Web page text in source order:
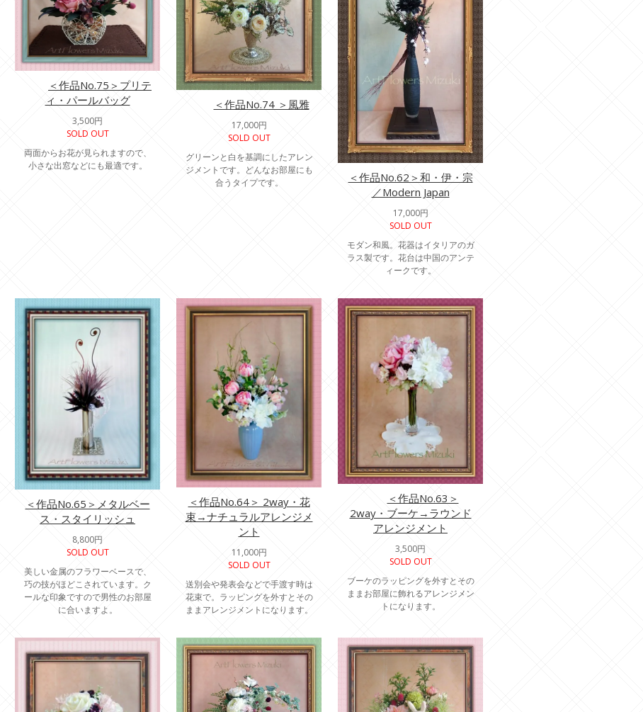
＜作品No.75＞プリテ
ィ・パールバッグ
3,500円
SOLD OUT
両面からお花が見られますので、
小さな出窓などにも最適です。
＜作品No.74 ＞風雅
17,000円
SOLD OUT
グリーンと白を基調にしたアレン
ジメントです。どんなお部屋にも
合うタイプです。
＜作品No.62＞和・伊・宗
／Modern Japan
17,000円
SOLD OUT
モダン和風。花器はイタリアのガ
ラス製です。花台は中国のアンテ
ィークです。
＜作品No.65＞メタルベー
ス・スタイリッシュ
8,800円
SOLD OUT
美しい金属のフラワーベースで、
巧の技がほどこされています。ク
ールな印象ですので男性のお部屋
に合いますよ。
＜作品No.64＞ 2way・花
束→ナチュラルアレンジメ
ント
11,000円
SOLD OUT
送別会や発表会などで手渡す時は
花束で。ラッピングを外すとその
ままアレンジメントになります。
＜作品No.63＞
2way・ブーケ→ラウンド
アレンジメント
3,500円
SOLD OUT
ブーケのラッピングを外すとその
ままお部屋に飾れるアレンジメン
トになります。